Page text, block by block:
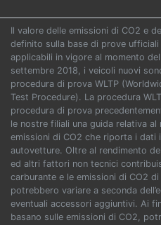
Il valore delle emissioni di CO2 e
definito sulla base di prove
applicabili in vigore al momento
settembre 2018, i veicoli nuovi
procedura di prova WLTP
Test Procedure). La procedura
procedura di prova
le nostre filiali una guida relativa
emissioni di CO2 che riporta i dati
autovetture. Oltre al rendimento
ed altri fattori non tecnici
carburante e le emissioni di CO2
potrebbero variare a seconda
eventuali accessori aggiuntivi. Ai
basano sulle emissioni di CO2,